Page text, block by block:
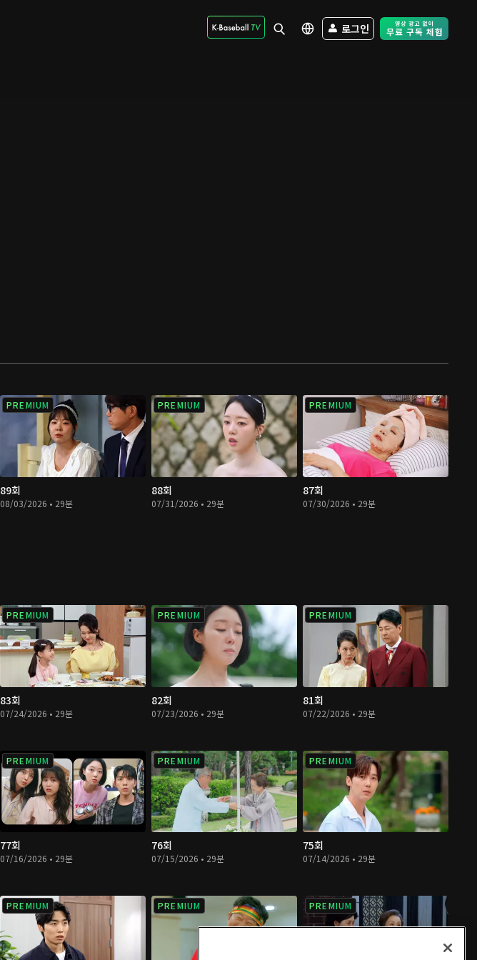
로그인 Free Trial -
PREMIUM
89회
08/03/2026 • 29분
PREMIUM
88회
07/31/2026 • 29분
PREMIUM
87회
07/30/2026 • 29분
PREMIUM
83회
07/24/2026 • 29분
PREMIUM
82회
07/23/2026 • 29분
PREMIUM
81회
07/22/2026 • 29분
PREMIUM
77회
07/16/2026 • 29분
PREMIUM
76회
07/15/2026 • 29분
PREMIUM
75회
07/14/2026 • 29분
PREMIUM PREMIUM PREMIUM